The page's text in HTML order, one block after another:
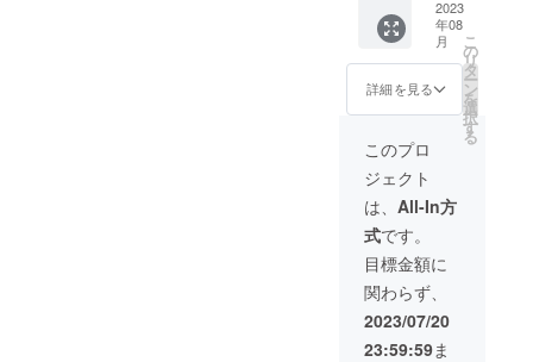
ビル
ボード
東京様
の一流
の音楽
ホール
での
ビュッ
フェ、
飲み放
題付き
の入場
料を無
料にて
提供さ
せて頂
きま
す。
2023
年08
月
詳細を見る
こ
の
リ
タ
ー
ン
を
選
択
す
る
このプロ
ジェクト
は、 All-In方
式です。
目標金額に
関わらず、
2023/07/20
23:59:59ま